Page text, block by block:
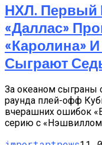
НХЛ. Первый
«Даллас»
«Каролина»
Сыграют
За океаном сыграны
раунда плей-офф
вчерашних ошибок
серию с